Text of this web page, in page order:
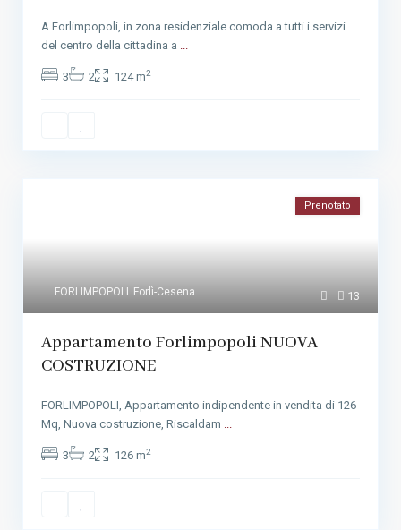
A Forlimpopoli, in zona residenziale comoda a tutti i servizi
del centro della cittadina a ...
3 2 124 m2
13
FORLIMPOPOLI Forlì-Cesena
Prenotato
Appartamento Forlimpopoli NUOVA
COSTRUZIONE
FORLIMPOPOLI, Appartamento indipendente in vendita di 126
Mq, Nuova costruzione, Riscaldam ...
3 2 126 m2